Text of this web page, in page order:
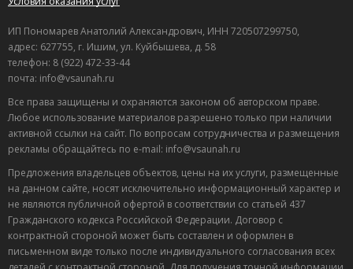
ИП Пономарев Анатолий Александрович, ИНН 720507299750,
адрес: 627755, г. Ишим, ул. Куйбышева, д. 58
телефон: 8 (922) 472-33-44
почта: info@vsaunah.ru
Все права защищены и охраняются законом об авторском праве.
Любое использование материалов разрешено только при наличии
активной ссылки на сайт. По вопросам сотрудничества и размещения
рекламы обращайтесь по e-mail: info@vsaunah.ru
Предложения владельцев объектов, цены на их услуги, размещенные
на данном сайте, носят исключительно информационный характер и
не являются публичной офертой в соответствии со статьей 437
Гражданского кодекса Российской Федерации. Договор с
контрактной стороной может быть составлен и оформлен в
письменном виде только после индивидуального согласования всех
Лучшие
спецпредложения